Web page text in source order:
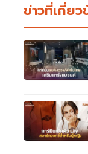
ข่าวที่เกี่ย